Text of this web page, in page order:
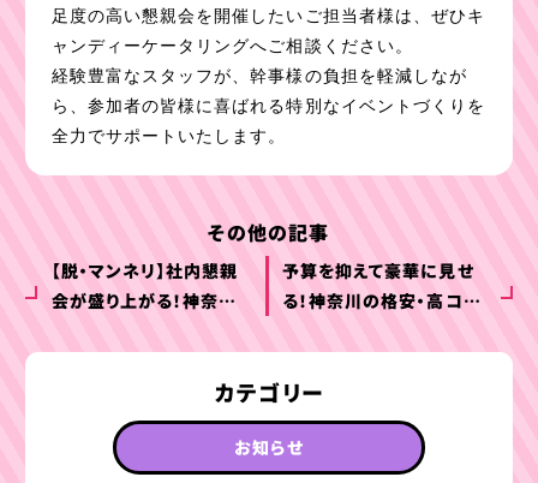
カテゴリー
お知らせ
足度の高い懇親会を開催したいご担当者様は、ぜひキ
ャンディーケータリングへご相談ください。
経験豊富なスタッフが、幹事様の負担を軽減しなが
ら、参加者の皆様に喜ばれる特別なイベントづくりを
全力でサポートいたします。
その他の記事
【脱・マンネリ】社内懇親
会が盛り上がる！神奈川
予算を抑えて豪華に見せ
る！神奈川の格安・高コス